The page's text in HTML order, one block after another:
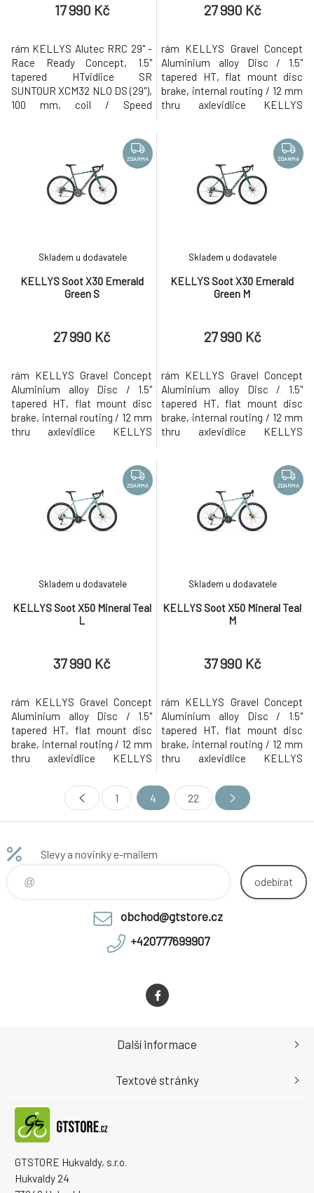
17 990 Kč
rám KELLYS Alutec RRC 29" -
Race Ready Concept, 1.5"
tapered HTvidlice SR
SUNTOUR XCM32 NLO DS (29"),
100 mm, coil / Speed
(S), 175 mm (M - XL)měnič
SHIMANO Cues U4000 (direct
mount)řazení SHIMANO Cues
SL-U4010-9R Rapidfire
Pluspočet převodů 9kazetové
27 990 Kč
rám KELLYS Gravel Concept
Aluminium alloy Disc / 1.5"
tapered HT, flat mount disc
brake, internal routing / 12 mm
thru axlevidlice KELLYS
12 mm thru axlekliky SHIMANO
Claris R2000 (50x34T) - délka
170 mm (S - M), 175 mm
(L)měnič SHIMANO Claris
R2000 (direct
ZDARMA
KELLYS Soot X30 Emerald
Green S
Skladem u dodavatele
27 990 Kč
rám KELLYS Gravel Concept
Aluminium alloy Disc / 1.5"
tapered HT, flat mount disc
brake, internal routing / 12 mm
thru axlevidlice KELLYS
/ 12 mm thru axlekliky
SHIMANO Claris R2000
(50x34T) - délka 170 mm (S -
M), 175 mm (L)měnič SHIMANO
Claris R2000 (direct
ZDARMA
KELLYS Soot X30 Emerald
Green M
Skladem u dodavatele
27 990 Kč
rám KELLYS Gravel Concept
Aluminium alloy Disc / 1.5"
tapered HT, flat mount disc
brake, internal routing / 12 mm
thru axlevidlice KELLYS
12 mm thru axlekliky SHIMANO
Claris R2000 (50x34T) - délka
170 mm (S - M), 175 mm
(L)měnič SHIMANO Claris
R2000 (direct
ZDARMA
KELLYS Soot X50 Mineral Teal
L
Skladem u dodavatele
37 990 Kč
rám KELLYS Gravel Concept
Aluminium alloy Disc / 1.5"
tapered HT, flat mount disc
brake, internal routing / 12 mm
thru axlevidlice KELLYS
steerer, flat mount disc brake
/ 12 mm thru axlekliky
SHIMANO GRX RX600-10
GRX RX400 (direct
ZDARMA
KELLYS Soot X50 Mineral Teal
M
Skladem u dodavatele
37 990 Kč
rám KELLYS Gravel Concept
Aluminium alloy Disc / 1.5"
tapered HT, flat mount disc
brake, internal routing / 12 mm
thru axlevidlice KELLYS
steerer, flat mount disc brake /
12 mm thru axlekliky SHIMANO
GRX RX600-10 (46x30T) - délka
1 4 22
Slevy a novinky e-mailem
odebírat
obchod@gtstore.cz
+420777699907
GTSTORE Hukvaldy, s.r.o.
Hukvaldy 24
Další informace
Textové stránky